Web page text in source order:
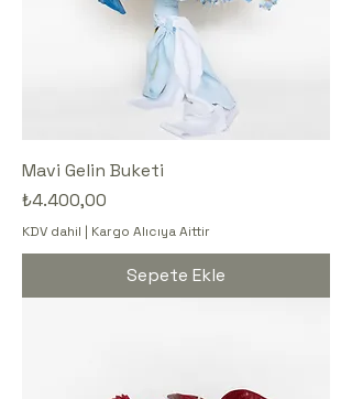
Mavi Gelin Buketi
Fiyat
₺4.400,00
KDV dahil | Kargo Alıcıya Aittir
Sepete Ekle